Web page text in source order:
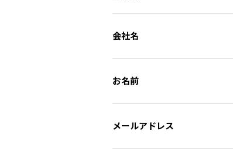
会社名
お名前
メールアドレス